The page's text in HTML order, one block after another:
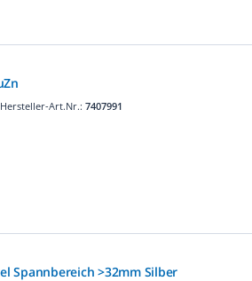
Hersteller-Art.Nr.: 7407991
Spannbereich >32mm Silber